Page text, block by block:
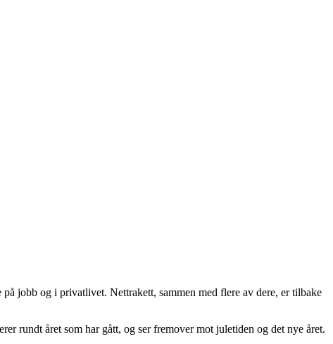
jobb og i privatlivet. Nettrakett, sammen med flere av dere, er tilbake
rundt året som har gått, og ser fremover mot juletiden og det nye året.